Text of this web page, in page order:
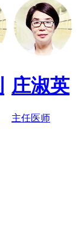
庄淑英
主任医师